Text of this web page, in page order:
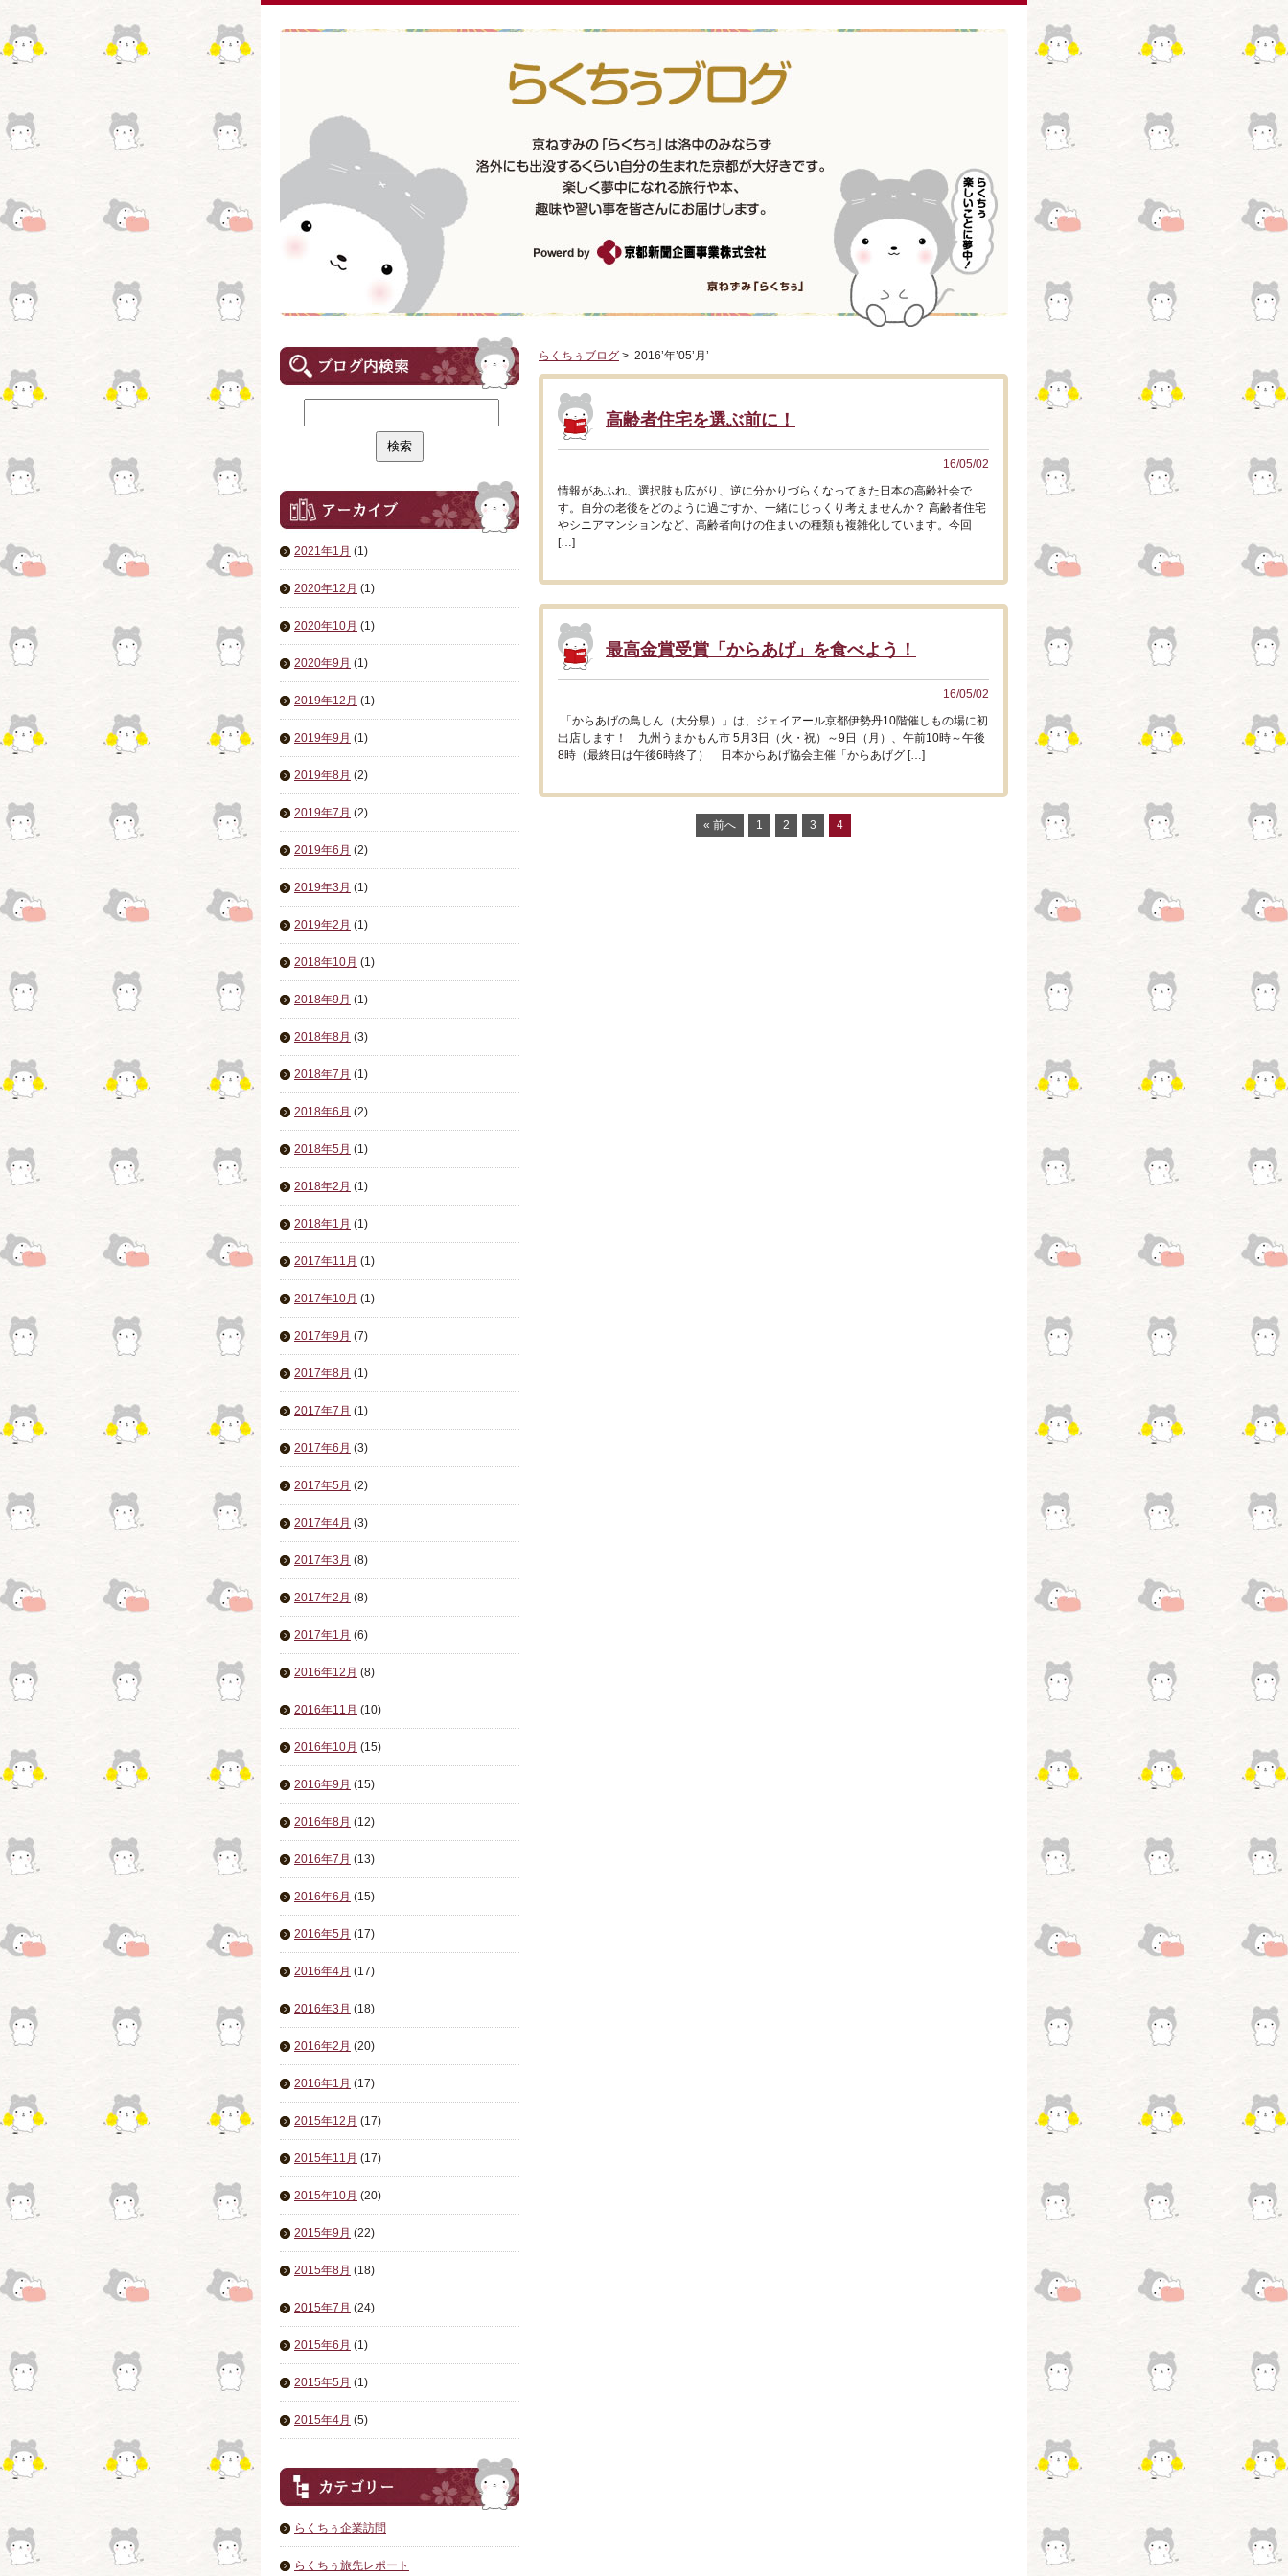
2021年1月 (1)
2020年12月 (1)
2020年10月 (1)
2020年9月 (1)
2019年12月 (1)
2019年9月 (1)
2019年8月 (2)
2019年7月 (2)
2019年6月 (2)
2019年3月 (1)
2019年2月 (1)
2018年10月 (1)
2018年9月 (1)
2018年8月 (3)
2018年7月 (1)
2018年6月 (2)
2018年5月 (1)
2018年2月 (1)
2018年1月 (1)
2017年11月 (1)
2017年10月 (1)
2017年9月 (7)
2017年8月 (1)
2017年7月 (1)
2017年6月 (3)
2017年5月 (2)
2017年4月 (3)
2017年3月 (8)
2017年2月 (8)
2017年1月 (6)
2016年12月 (8)
2016年11月 (10)
2016年10月 (15)
2016年9月 (15)
2016年8月 (12)
2016年7月 (13)
2016年6月 (15)
2016年5月 (17)
2016年4月 (17)
2016年3月 (18)
2016年2月 (20)
2016年1月 (17)
2015年12月 (17)
2015年11月 (17)
2015年10月 (20)
2015年9月 (22)
2015年8月 (18)
2015年7月 (24)
2015年6月 (1)
2015年5月 (1)
2015年4月 (5)
らくちぅ企業訪問
らくちぅ旅先レポート
らくちぅブログ > 2016’年’05’月’
高齢者住宅を選ぶ前に！
16/05/02
情報があふれ、選択肢も広がり、逆に分かりづらくなってきた日本の高齢社会で
す。自分の老後をどのように過ごすか、一緒にじっくり考えませんか？ 高齢者住宅
やシニアマンションなど、高齢者向けの住まいの種類も複雑化しています。今回
[…]
最高金賞受賞「からあげ」を食べよう！
16/05/02
「からあげの鳥しん（大分県）」は、ジェイアール京都伊勢丹10階催しもの場に初
出店します！ 九州うまかもん市 5月3日（火・祝）～9日（月）、午前10時～午後
8時（最終日は午後6時終了） 日本からあげ協会主催「からあげグ […]
« 前へ 1 2 3 4